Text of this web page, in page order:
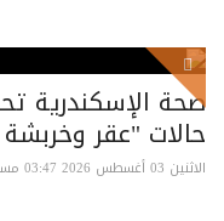
حالات "عقر وخربشة
الاثنين 03 أغسطس 2026 03:47 مساءً